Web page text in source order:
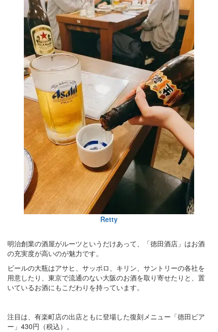
Retty
明治創業の酒屋がルーツというだけあって、「徳田酒店」はお酒
の充実度が高いのが魅力です。
ビールの大瓶はアサヒ、サッポロ、キリン、サントリーの各社を
用意したり、東京で流通のない大阪のお酒を取り寄せたりと、置
いているお酒にもこだわりを持っています。
注目は、有楽町店の出店ともに登場した復刻メニュー「徳田ビア
ー」430円（税込）。